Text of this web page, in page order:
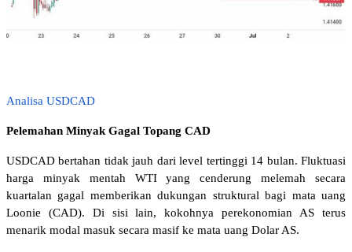
Analisa USDCAD
Pelemahan Minyak Gagal Topang CAD
USDCAD bertahan tidak jauh dari level tertinggi 14 bulan. Fluktuasi
harga minyak mentah WTI yang cenderung melemah secara
kuartalan gagal memberikan dukungan struktural bagi mata uang
Loonie (CAD). Di sisi lain, kokohnya perekonomian AS terus
menarik modal masuk secara masif ke mata uang Dolar AS.